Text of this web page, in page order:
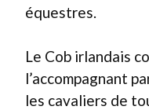
équestres.
Le Cob irlandais
l’accompagnant
les cavaliers de